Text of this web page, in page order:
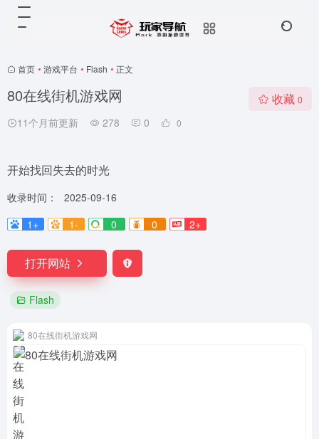
首页 • 游戏平台 • Flash • 正文
80在线街机游戏网
11个月前更新 278 0 0
收藏 0
开始找回失去的时光
收录时间：
2025-09-16
1+
1- 0 0 2+
打开网站
Flash
80在线街机游戏网